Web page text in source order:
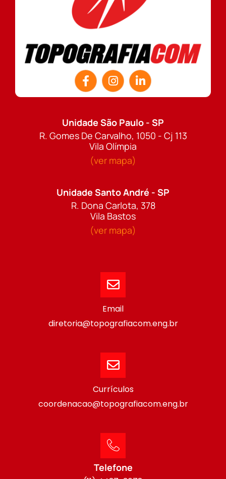
Unidade São Paulo - SP
R. Gomes De Carvalho, 1050 - Cj 113
Vila Olímpia
(ver mapa)
Unidade Santo André - SP
R. Dona Carlota, 378
Vila Bastos
(ver mapa)
Email
diretoria@topografiacom.eng.br
Currículos
coordenacao@topografiacom.eng.br
Telefone